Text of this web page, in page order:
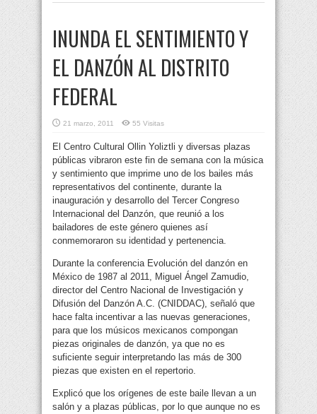
INUNDA EL SENTIMIENTO Y
EL DANZÓN AL DISTRITO
FEDERAL
21 marzo, 2011 55 Visitas
El Centro Cultural Ollin Yoliztli y diversas plazas
públicas vibraron este fin de semana con la música
y sentimiento que imprime uno de los bailes más
representativos del continente, durante la
inauguración y desarrollo del Tercer Congreso
Internacional del Danzón, que reunió a los
bailadores de este género quienes así
conmemoraron su identidad y pertenencia.
Durante la conferencia Evolución del danzón en
México de 1987 al 2011, Miguel Ángel Zamudio,
director del Centro Nacional de Investigación y
Difusión del Danzón A.C. (CNIDDAC), señaló que
hace falta incentivar a las nuevas generaciones,
para que los músicos mexicanos compongan
piezas originales de danzón, ya que no es
suficiente seguir interpretando las más de 300
piezas que existen en el repertorio.
Explicó que los orígenes de este baile llevan a un
salón y a plazas públicas, por lo que aunque no es